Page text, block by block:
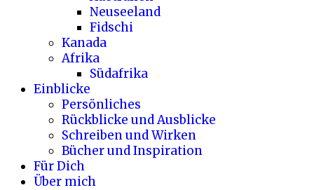
Neuseeland
Fidschi
Kanada
Afrika
Südafrika
Einblicke
Persönliches
Rückblicke und Ausblicke
Schreiben und Wirken
Bücher und Inspiration
Für Dich
Über mich